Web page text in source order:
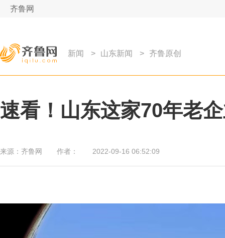
齐鲁网
新闻 > 山东新闻 > 齐鲁原创
速看！山东这家70年老
来源： 齐鲁网 作者： 2022-09-16 06:52:09